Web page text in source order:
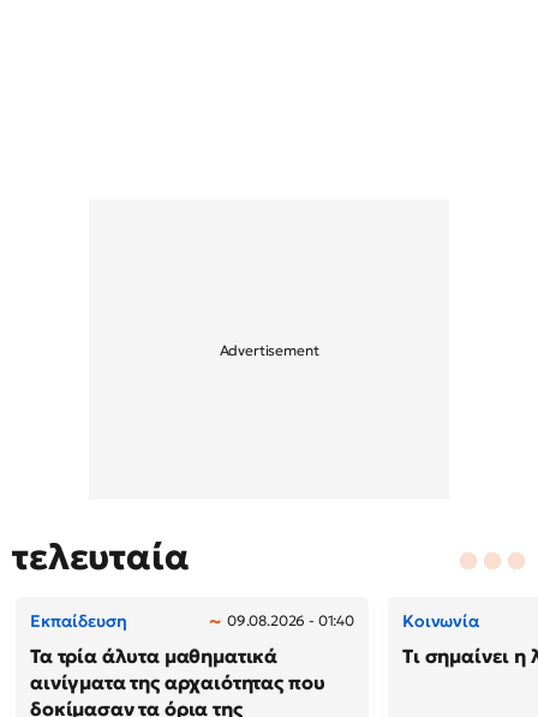
τελευταία
Εκπαίδευση 09.08.2026 - 01:40
Τα τρία άλυτα μαθηματικά
αινίγματα της αρχαιότητας που
δοκίμασαν τα όρια της
Κοινωνία
Τι σημαίνει η